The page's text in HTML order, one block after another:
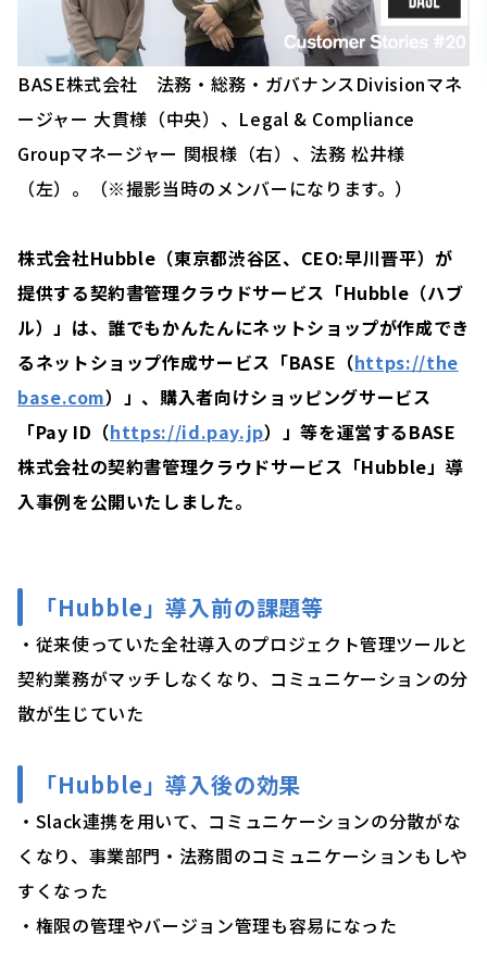
BASE株式会社 法務・総務・ガバナンスDivisionマネ
ージャー 大貫様（中央）、Legal & Compliance
Groupマネージャー 関根様（右）、法務 松井様
（左）。（※撮影当時のメンバーになります。）
株式会社Hubble（東京都渋谷区、CEO:早川晋平）が
提供する契約書管理クラウドサービス「Hubble（ハブ
ル）」は、誰でもかんたんにネットショップが作成でき
るネットショップ作成サービス「BASE（https://the
base.com）」、購入者向けショッピングサービス
「Pay ID（https://id.pay.jp）」等を運営するBASE
株式会社の契約書管理クラウドサービス「Hubble」導
入事例を公開いたしました。
「Hubble」導入前の課題等
・従来使っていた全社導入のプロジェクト管理ツールと
契約業務がマッチしなくなり、コミュニケーションの分
散が生じていた
「Hubble」導入後の効果
・Slack連携を用いて、コミュニケーションの分散がな
くなり、事業部門・法務間のコミュニケーションもしや
すくなった
・権限の管理やバージョン管理も容易になった